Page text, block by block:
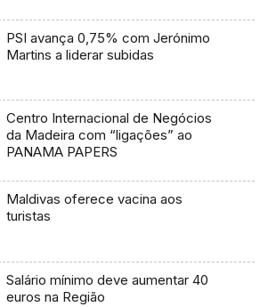
PSI avança 0,75% com Jerónimo
Martins a liderar subidas
Centro Internacional de Negócios
da Madeira com “ligações” ao
PANAMA PAPERS
Maldivas oferece vacina aos
turistas
Salário mínimo deve aumentar 40
euros na Região